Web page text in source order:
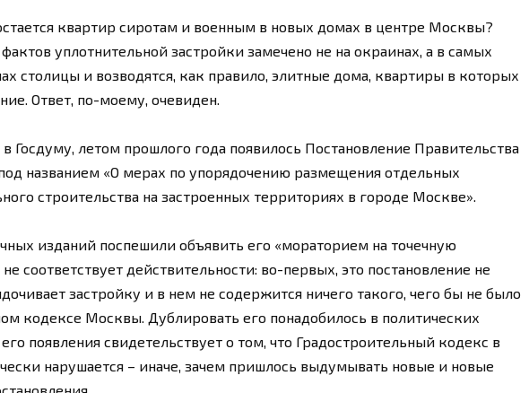
квартир сиротам и военным в новых домах в центре Москвы?
уплотнительной застройки замечено не на окраинах, а в самых
столицы и возводятся, как правило, элитные дома, квартиры в которых
Ответ, по-моему, очевиден.
Госдуму, летом прошлого года появилось Постановление Правительства
названием «О мерах по упорядочению размещения отдельных
строительства на застроенных территориях в городе Москве».
изданий поспешили объявить его «мораторием на точечную
соответствует действительности: во-первых, это постановление не
застройку и в нем не содержится ничего такого, чего бы не было
кодексе Москвы. Дублировать его понадобилось в политических
появления свидетельствует о том, что Градостроительный кодекс в
нарушается – иначе, зачем пришлось выдумывать новые и новые